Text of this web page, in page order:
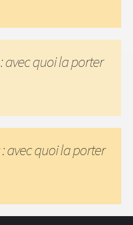
avec quoi la porter
: avec quoi la porter